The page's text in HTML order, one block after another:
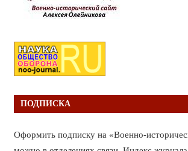
ПОДПИСКА
Оформить подписку на «Военно-